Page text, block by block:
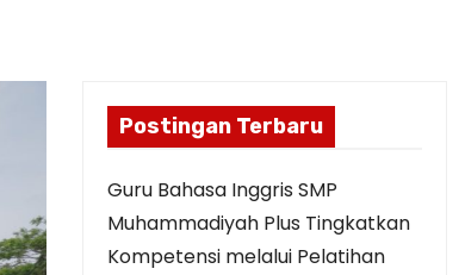
Postingan Terbaru
Guru Bahasa Inggris SMP
Muhammadiyah Plus Tingkatkan
Kompetensi melalui Pelatihan